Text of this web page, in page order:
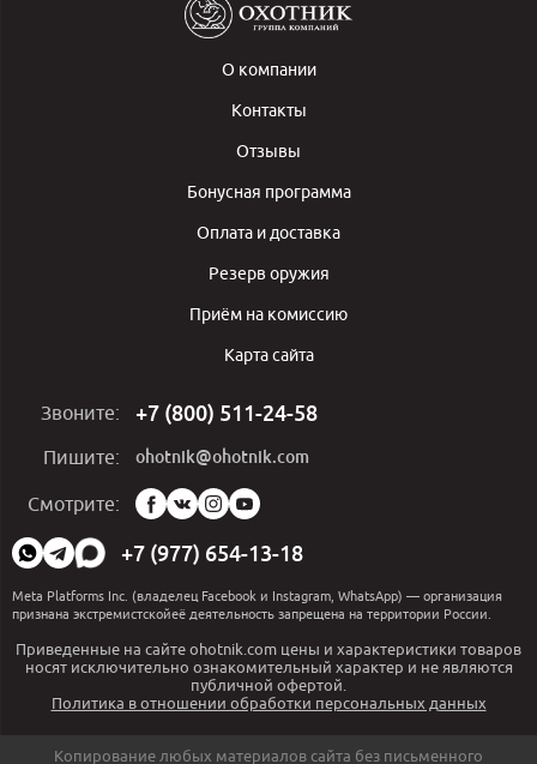
О компании
Контакты
Отзывы
Бонусная программа
Оплата и доставка
Резерв оружия
Приём на комиссию
Карта сайта
Звоните: +7 (800) 511-24-58
Пишите: ohotnik@ohotnik.com
Смотрите:
Мы
в
социальных
сетях:
+7 (977) 654-13-18
Meta Platforms Inc. (владелец Facebook и Instagram, WhatsApp) — организация
признана экстремистскойеё деятельность запрещена на территории России.
Приведенные на сайте ohotnik.com цены и характеристики товаров
носят исключительно ознакомительный характер и не являются
публичной офертой.
Политика в отношении обработки персональных данных
Копирование любых материалов сайта без письменного